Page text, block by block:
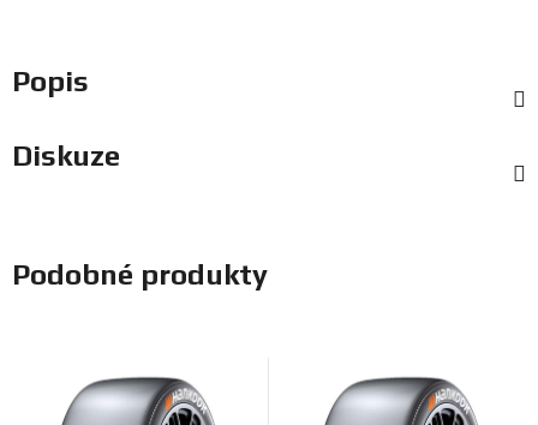
Popis
Diskuze
Podobné produkty